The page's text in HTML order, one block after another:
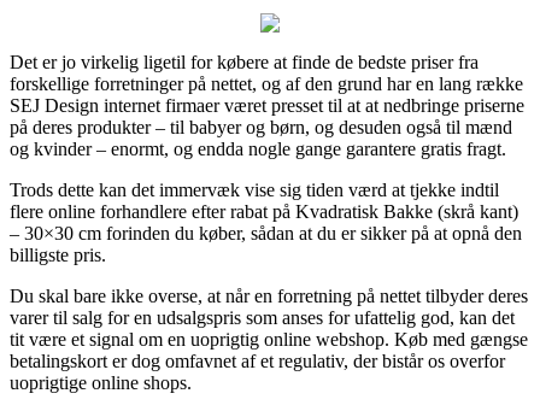
Det er jo virkelig ligetil for købere at finde de bedste priser fra
forskellige forretninger på nettet, og af den grund har en lang række
SEJ Design internet firmaer været presset til at at nedbringe priserne
på deres produkter – til babyer og børn, og desuden også til mænd
og kvinder – enormt, og endda nogle gange garantere gratis fragt.
Trods dette kan det immervæk vise sig tiden værd at tjekke indtil
flere online forhandlere efter rabat på Kvadratisk Bakke (skrå kant)
– 30×30 cm forinden du køber, sådan at du er sikker på at opnå den
billigste pris.
Du skal bare ikke overse, at når en forretning på nettet tilbyder deres
varer til salg for en udsalgspris som anses for ufattelig god, kan det
tit være et signal om en uoprigtig online webshop. Køb med gængse
betalingskort er dog omfavnet af et regulativ, der bistår os overfor
uoprigtige online shops.